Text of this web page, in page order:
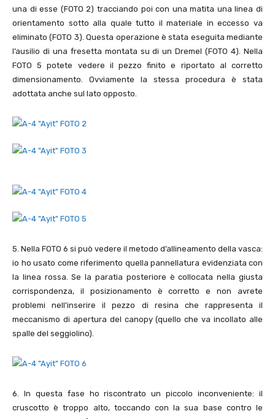
una di esse (FOTO 2) tracciando poi con una matita una linea di
orientamento sotto alla quale tutto il materiale in eccesso va
eliminato (FOTO 3). Questa operazione è stata eseguita mediante
l’ausilio di una fresetta montata su di un Dremel (FOTO4). Nella
FOTO5 potete vedere il pezzo finito e riportato al corretto
dimensionamento. Ovviamente la stessa procedura è stata
adottata anche sul lato opposto.
5 . Nella FOTO 6 si può vedere il metodo d’allineamento della vasca:
io ho usato come riferimento quella pannellatura evidenziata con
la linea rossa. Se la paratia posteriore è collocata nella giusta
corrispondenza, il posizionamento è corretto e non avrete
problemi nell’inserire il pezzo di resina che rappresenta il
meccanismo di apertura del canopy (quello che va incollato alle
spalle del seggiolino).
6 . In questa fase ho riscontrato un piccolo inconveniente: il
cruscotto è troppo alto, toccando con la sua base contro le